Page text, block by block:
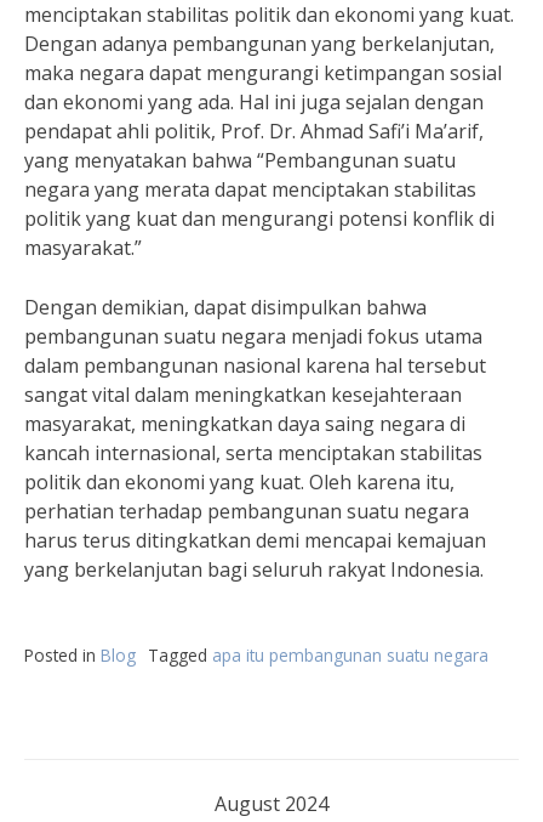
menciptakan stabilitas politik dan ekonomi yang kuat.
Dengan adanya pembangunan yang berkelanjutan,
maka negara dapat mengurangi ketimpangan sosial
dan ekonomi yang ada. Hal ini juga sejalan dengan
pendapat ahli politik, Prof. Dr. Ahmad Safi’i Ma’arif,
yang menyatakan bahwa “Pembangunan suatu
negara yang merata dapat menciptakan stabilitas
politik yang kuat dan mengurangi potensi konflik di
masyarakat.”
Dengan demikian, dapat disimpulkan bahwa
pembangunan suatu negara menjadi fokus utama
dalam pembangunan nasional karena hal tersebut
sangat vital dalam meningkatkan kesejahteraan
masyarakat, meningkatkan daya saing negara di
kancah internasional, serta menciptakan stabilitas
politik dan ekonomi yang kuat. Oleh karena itu,
perhatian terhadap pembangunan suatu negara
harus terus ditingkatkan demi mencapai kemajuan
yang berkelanjutan bagi seluruh rakyat Indonesia.
Posted in Blog Tagged apa itu pembangunan suatu negara
August 2024